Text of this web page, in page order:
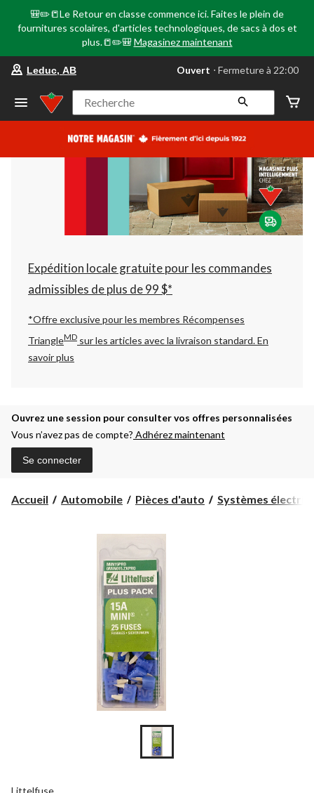
🎒✏️📒Le Retour en classe commence ici. Faites le plein de
fournitures scolaires, d'articles technologiques, de sacs à dos et
plus.📒✏️🎒 Magasinez maintenant
votre
préféré
Leduc,
AB,
courament
Fermeture
à
22:00
cliquer
pour
changer
Leduc, AB Ouvert ⋅ Fermeture à 22:00
Recherche
Expédition locale gratuite pour les commandes
admissibles de plus de 99 $*
*Offre exclusive pour les membres Récompenses
TriangleMD sur les articles avec la livraison standard.En
savoir plus
Ouvrez une session pour consulter vos offres personnalisées
Vous n’avez pas de compte? Adhérez maintenant
Se connecter
Accueil Automobile Pièces d'auto Systèmes